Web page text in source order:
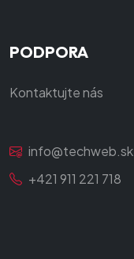
PODPORA
Kontaktujte nás
info@techweb.sk
+421 911 221 718